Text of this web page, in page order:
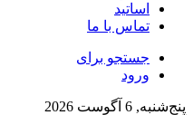
اساتید
تماس با ما
جستجو برای
ورود
پنج‌شنبه, 6 آگوست 2026